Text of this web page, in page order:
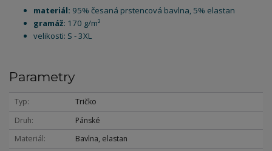
materiál: 95% česaná prstencová bavlna, 5% elastan
gramáž: 170 g/m²
velikosti: S - 3XL
Parametry
Typ
Tričko
Druh
Pánské
Materiál
Bavlna, elastan